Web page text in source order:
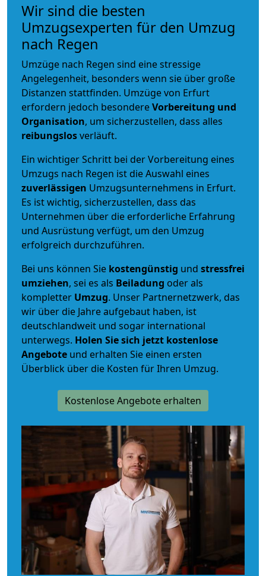
Wir sind die besten
Umzugsexperten für den Umzug
nach Regen
Umzüge nach Regen sind eine stressige
Angelegenheit, besonders wenn sie über große
Distanzen stattfinden. Umzüge von Erfurt
erfordern jedoch besondereVorbereitung und
Organisation, um sicherzustellen, dass alles
reibungslosverläuft.
Ein wichtiger Schritt bei der Vorbereitung eines
Umzugs nach Regen ist die Auswahl eines
zuverlässigen Umzugsunternehmens in Erfurt.
Es ist wichtig, sicherzustellen, dass das
Unternehmen über die erforderliche Erfahrung
und Ausrüstung verfügt, um den Umzug
erfolgreich durchzuführen.
Bei uns können Sie kostengünstig und stressfrei
umziehen, sei es als Beiladung oder als
kompletter Umzug. Unser Partnernetzwerk, das
wir über die Jahre aufgebaut haben, ist
deutschlandweit und sogar international
unterwegs. Holen Sie sich jetzt kostenlose
Angebote und erhalten Sie einen ersten
Überblick über die Kosten für Ihren Umzug.
Kostenlose Angebote erhalten